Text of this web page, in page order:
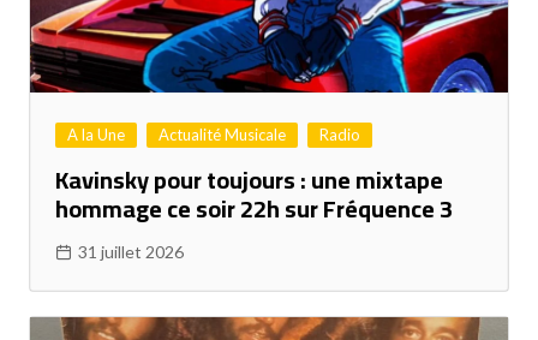
A la Une Actualité Musicale Radio
Kavinsky pour toujours : une mixtape
hommage ce soir 22h sur Fréquence 3
31 juillet 2026